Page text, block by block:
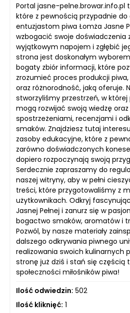
Portal jasne-pelne.browar.info.pl
które z pewnością przypadnie
entuzjastom piwa Łomża Jasne
wzbogacić swoje doświadczenia
wyjątkowym napojem i zgłębić
strona jest doskonałym
bogaty zbiór informacji, które
zrozumieć proces produkcji
oraz różnorodność, jaką oferuje.
stworzyliśmy przestrzeń, w
mogą rozwijać swoją wiedzę
spostrzeżeniami, recenzjami i
smaków. Znajdziesz tutaj
zasoby edukacyjne, które z
zarówno doświadczonych
dopiero rozpoczynają swoją
Serdecznie zapraszamy do
naszej witryny, aby w pełni
treści, które przygotowaliśmy z
użytkownikach. Odkryj
Jasnej Pełnej i zanurz się w
bogactwo smaków, aromatów i
Pozwól, by nasze materiały
dalszego odkrywania piwnego
realizowania swoich kulinarnych
stronę już dziś i stań się częścią
społeczności miłośników piwa!
Ilość odwiedzin: 502
Ilość kliknięć: 1